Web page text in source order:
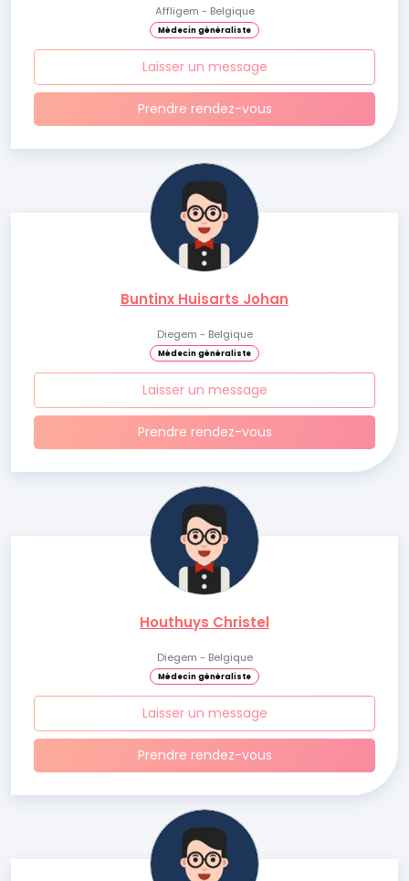
Affligem - Belgique
Médecin généraliste
Laisser un message
Prendre rendez-vous
Buntinx Huisarts Johan
Diegem - Belgique
Médecin généraliste
Laisser un message
Prendre rendez-vous
Houthuys Christel
Diegem - Belgique
Médecin généraliste
Laisser un message
Prendre rendez-vous